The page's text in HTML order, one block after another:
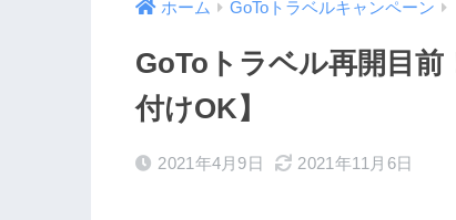
ホーム GoToトラベルキャンペーン
GoToトラベル再開目前
付けOK】
2021年4月9日 2021年11月6日